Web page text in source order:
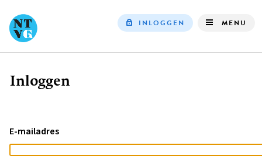
INLOGGEN MENU
Kruimelpad
Inloggen
E-mailadres